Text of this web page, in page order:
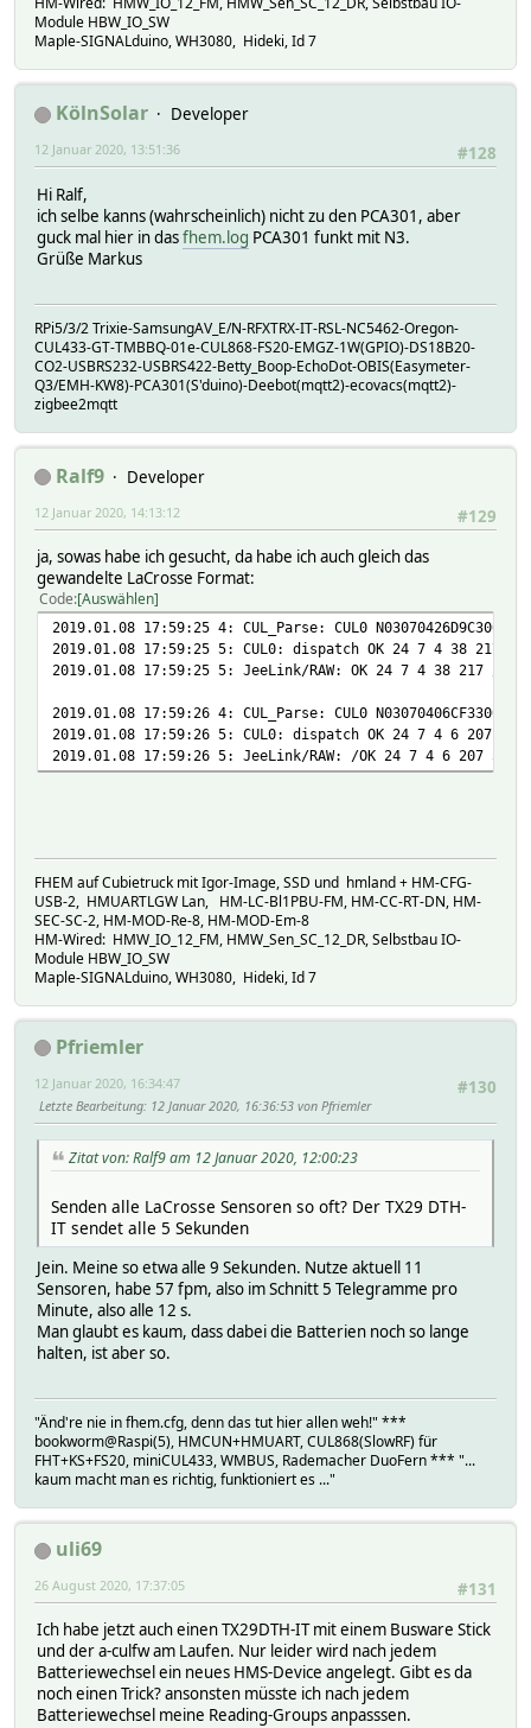
Module HBW_IO_SW
Maple-SIGNALduino, WH3080, Hideki, Id 7
KölnSolar
Developer
#128
12 Januar 2020, 13:51:36
Hi Ralf,
ich selbe kanns (wahrscheinlich) nicht zu den PCA301, aber
guck mal hier in dasfhem.log PCA301 funkt mit N3.
Grüße Markus
RPi5/3/2 Trixie-SamsungAV_E/N-RFXTRX-IT-RSL-NC5462-Oregon-
CUL433-GT-TMBBQ-01e-CUL868-FS20-EMGZ-1W(GPIO)-DS18B20-
CO2-USBRS232-USBRS422-Betty_Boop-EchoDot-OBIS(Easymeter-
Q3/EMH-KW8)-PCA301(S'duino)-Deebot(mqtt2)-ecovacs(mqtt2)-
zigbee2mqtt
Ralf9
Developer
#129
12 Januar 2020, 14:13:12
ja, sowas habe ich gesucht, da habe ich auch gleich das
gewandelte LaCrosse Format:
Code Auswählen
2019.01.08 17:59:25 4: CUL_Parse: CUL0
2019.01.08 17:59:25 5: CUL0: dispatch OK 24 7 4 38 217
2019.01.08 17:59:25 5: JeeLink/RAW: OK 24 7 4 38 217 /
2019.01.08 17:59:26 4: CUL_Parse: CUL0
2019.01.08 17:59:26 5: CUL0: dispatch OK 24 7 4 6 207 51
2019.01.08 17:59:26 5: JeeLink/RAW: /OK 24 7 4 6 207 51
FHEM auf Cubietruck mit Igor-Image, SSD und hmland + HM-CFG-
USB-2, HMUARTLGW Lan, HM-LC-Bl1PBU-FM, HM-CC-RT-DN, HM-
SEC-SC-2, HM-MOD-Re-8, HM-MOD-Em-8
HM-Wired: HMW_IO_12_FM, HMW_Sen_SC_12_DR, Selbstbau IO-
Module HBW_IO_SW
Maple-SIGNALduino, WH3080, Hideki, Id 7
Pfriemler
#130
12 Januar 2020, 16:34:47
Letzte Bearbeitung: 12 Januar 2020, 16:36:53 von Pfriemler
Zitat von: Ralf9 am 12 Januar 2020, 12:00:23
Senden alle LaCrosse Sensoren so oft? Der TX29 DTH-
IT sendet alle 5 Sekunden
Jein. Meine so etwa alle 9 Sekunden. Nutze aktuell 11
Sensoren, habe 57 fpm, also im Schnitt 5 Telegramme pro
Minute, also alle 12 s.
Man glaubt es kaum, dass dabei die Batterien noch so lange
halten, ist aber so.
"Änd're nie in fhem.cfg, denn das tut hier allen weh!" ***
bookworm@Raspi(5), HMCUN+HMUART, CUL868(SlowRF) für
FHT+KS+FS20, miniCUL433, WMBUS, Rademacher DuoFern *** "...
kaum macht man es richtig, funktioniert es ..."
uli69
#131
26 August 2020, 17:37:05
Ich habe jetzt auch einen TX29DTH-IT mit einem Busware Stick
und der a-culfw am Laufen. Nur leider wird nach jedem
Batteriewechsel ein neues HMS-Device angelegt. Gibt es da
noch einen Trick? ansonsten müsste ich nach jedem
Batteriewechsel meine Reading-Groups anpasssen.